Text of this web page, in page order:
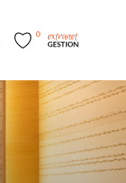
0